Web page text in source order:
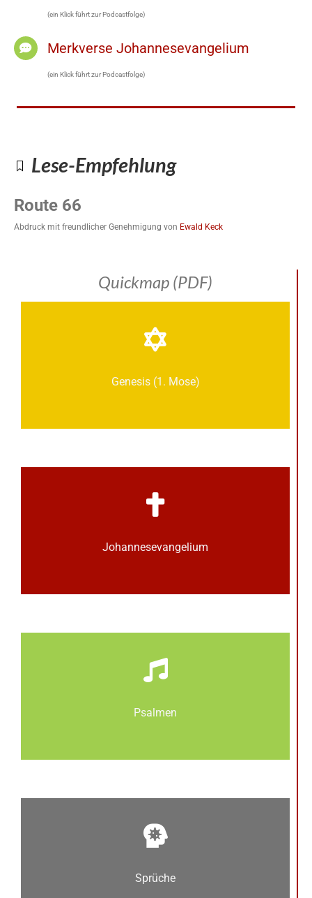
(ein Klick führt zur Podcastfolge)
Merkverse Johannesevangelium
(ein Klick führt zur Podcastfolge)
Lese-Empfehlung
Route 66
Abdruck mit freundlicher Genehmigung von Ewald Keck
Quickmap (PDF)
Genesis (1. Mose)
Johannes­­evangelium
Psalmen
Sprüche